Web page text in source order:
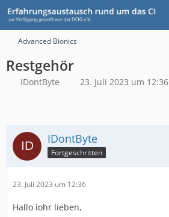
Advanced Bionics
Restgehör
IDontByte 23. Juli 2023 um 12:36
IDontByte
Fortgeschritten
23. Juli 2023 um 12:36
Hallo iohr lieben,